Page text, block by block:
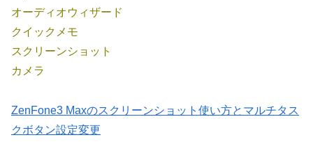
オーディオウィザード
クイックメモ
スクリーンショット
カメラ
ZenFone3 Maxのスクリーンショット使い方とマルチタス
クボタン設定変更